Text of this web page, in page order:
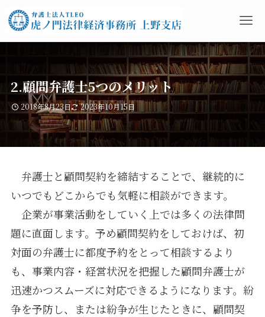
2.顧問弁護士5つのメリット
2018年8月23日 2023年10月15日
弁護士と顧問契約を締結することで、継続的に
いつでもどこからでも気軽に相談ができます。
企業が事業活動をしていく上では多くの法律問
題に直面します。予め顧問契約をしておけば、初
対面の弁護士に都度予約をとって相談するより
も、事業内容・経営状況を把握した顧問弁護士が
迅速かつスムーズに対応できるようになります。紛
争を予防し、または紛争が生じたときに、顧問契